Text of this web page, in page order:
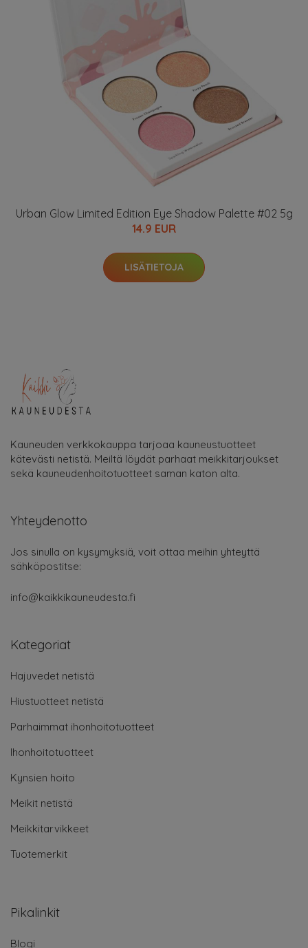
Urban Glow Limited Edition Eye Shadow Palette #02 5g
14.9 EUR
LISÄTIETOJA
Kauneuden verkkokauppa tarjoaa kauneustuotteet
kätevästi netistä. Meiltä löydät parhaat meikkitarjoukset
sekä kauneudenhoitotuotteet saman katon alta.
Yhteydenotto
Jos sinulla on kysymyksiä, voit ottaa meihin yhteyttä
sähköpostitse:
info@kaikkikauneudesta.fi
Kategoriat
Hajuvedet netistä
Hiustuotteet netistä
Parhaimmat ihonhoitotuotteet
Ihonhoitotuotteet
Kynsien hoito
Meikit netistä
Meikkitarvikkeet
Tuotemerkit
Pikalinkit
Blogi